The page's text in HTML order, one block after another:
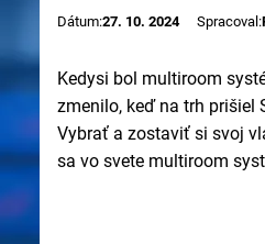
Dátum:27. 10. 2024 Spracoval:
Kedysi bol multiroom
zmenilo, keď na trh prišiel
Vybrať a zostaviť si svoj
sa vo svete multiroom